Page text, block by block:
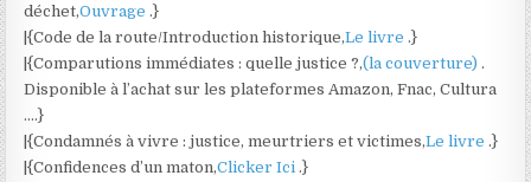
déchet,Ouvrage .}
|{Code de la route/Introduction historique,Le livre .}
|{Comparutions immédiates : quelle justice ?,(la couverture) .
Disponible à l’achat sur les plateformes Amazon, Fnac, Cultura
….}
|{Condamnés à vivre : justice, meurtriers et victimes,Le livre .}
|{Confidences d’un maton,Clicker Ici .}